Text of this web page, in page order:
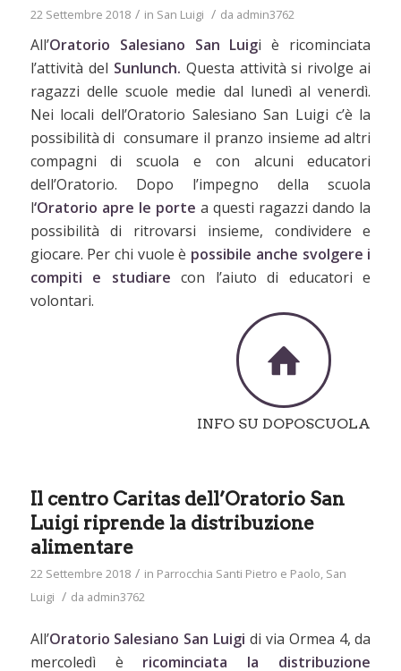
22 Settembre 2018 / in San Luigi / da admin3762
All’Oratorio Salesiano San Luigi è ricominciata
l’attività del Sunlunch. Questa attività si rivolge ai
ragazzi delle scuole medie dal lunedì al venerdì.
Nei locali dell’Oratorio Salesiano San Luigi c’è la
possibilità di consumare il pranzo insieme ad altri
compagni di scuola e con alcuni educatori
dell’Oratorio. Dopo l’impegno della scuola
l‘Oratorio apre le porte a questi ragazzi dando la
possibilità di ritrovarsi insieme, condividere e
giocare. Per chi vuole è possibile anche svolgere i
compiti e studiare con l’aiuto di educatori e
volontari.
INFO SU DOPOSCUOLA
Il centro Caritas dell’Oratorio San
Luigi riprende la distribuzione
alimentare
22 Settembre 2018 / in Parrocchia Santi Pietro e Paolo, San
Luigi / da admin3762
All’Oratorio Salesiano San Luigi di via Ormea 4, da
mercoledì è ricominciata la distribuzione